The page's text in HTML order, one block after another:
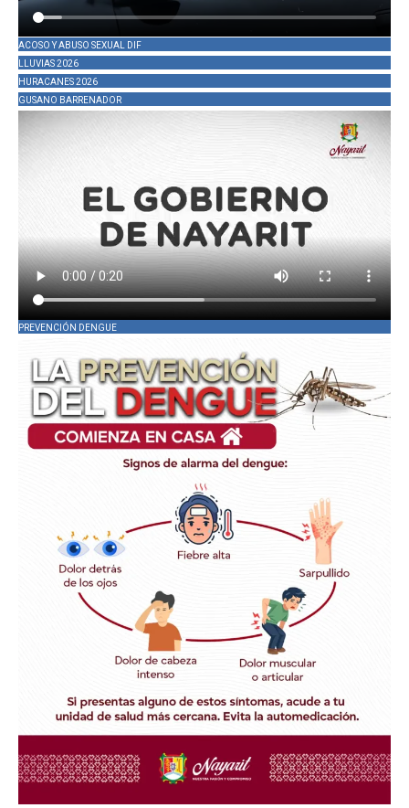
ACOSO Y ABUSO SEXUAL DIF
LLUVIAS 2026
HURACANES 2026
GUSANO BARRENADOR
PREVENCIÓN DENGUE